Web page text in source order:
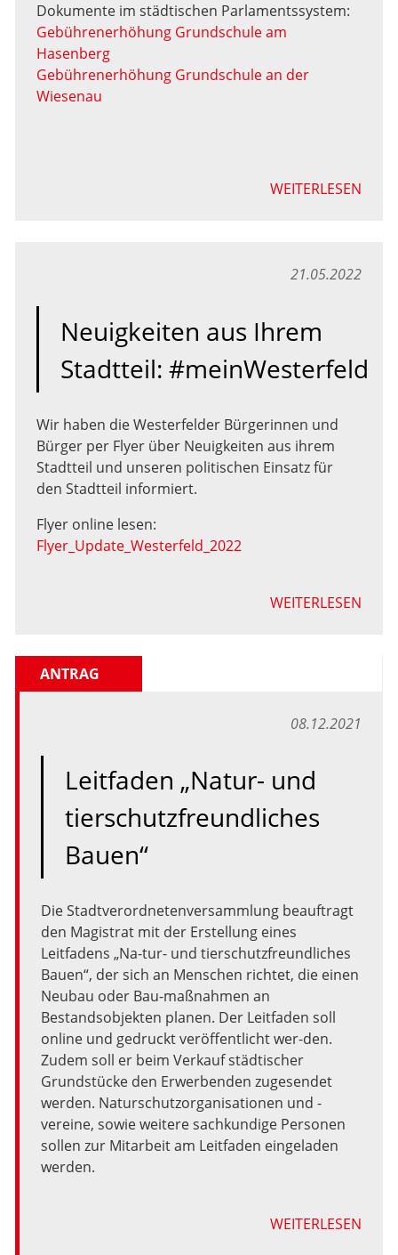
Dokumente im städtischen Parlamentssystem:
Gebührenerhöhung Grundschule am
Hasenberg
Gebührenerhöhung Grundschule an der
Wiesenau
WEITERLESEN
21.05.2022
Neuigkeiten aus Ihrem
Stadtteil: #meinWesterfeld
Wir haben die Westerfelder Bürgerinnen und
Bürger per Flyer über Neuigkeiten aus ihrem
Stadtteil und unseren politischen Einsatz für
den Stadtteil informiert.
Flyer online lesen:
Flyer_Update_Westerfeld_2022
WEITERLESEN
ANTRAG
08.12.2021
Leitfaden „Natur- und
tierschutzfreundliches
Bauen“
Die Stadtverordnetenversammlung beauftragt
den Magistrat mit der Erstellung eines
Leitfadens „Na-tur- und tierschutzfreundliches
Bauen“, der sich an Menschen richtet, die einen
Neubau oder Bau-maßnahmen an
Bestandsobjekten planen. Der Leitfaden soll
online und gedruckt veröffentlicht wer-den.
Zudem soll er beim Verkauf städtischer
Grundstücke den Erwerbenden zugesendet
werden. Naturschutzorganisationen und -
vereine, sowie weitere sachkundige Personen
sollen zur Mitarbeit am Leitfaden eingeladen
werden.
WEITERLESEN